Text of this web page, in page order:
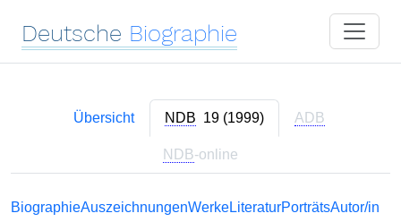
Deutsche Biographie
Übersicht NDB 19 (1999) ADB
NDB-online
BiographieAuszeichnungenWerkeLiteraturPorträtsAutor/in